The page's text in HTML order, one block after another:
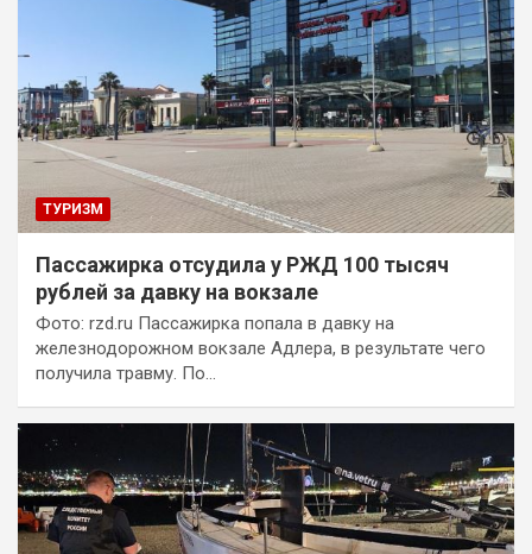
ТУРИЗМ
Пассажирка отсудила у РЖД 100 тысяч
рублей за давку на вокзале
Фото: rzd.ru Пассажирка попала в давку на
железнодорожном вокзале Адлера, в результате чего
получила травму. По…